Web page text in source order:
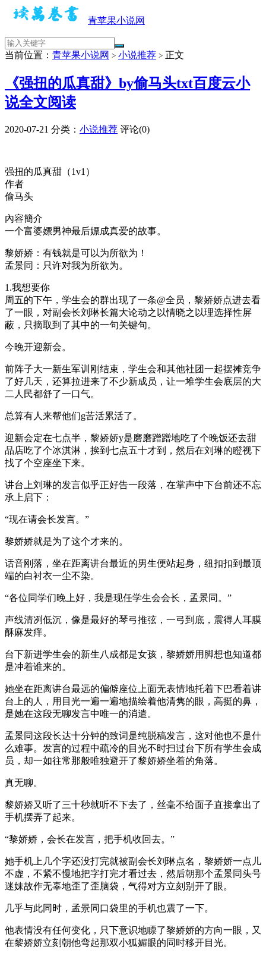
青苹果小说网
当前位置： 青苹果小说网 > 小说推荐 > 正文
《强扭的瓜真甜》by偷马头txt百度云小
说全文阅读
2020-07-21 分类： 小说推荐 评论(0)
强扭的瓜真甜（1v1）
作者
偷马头
內容簡介
一个富婆嫖男神最后嫖成真爱的故事。
黎娇娇：有钱就是可以为所欲为！
孟景同：只许对我为所欲为。
1.我想要你
周五的下午，学生会的群出现了一条@全员，黎娇娇点进去看
了一眼，对副会长刘琳长篇大论动之以情晓之以理选择性屏
蔽，只摘取到了其中的一句关键句。
今晚开迎新会。
前阵子大一新生军训刚结束，学生会和其他社团一起摆摊竞争
了好几天，还算拉进来了不少新成员，让一堆学生会底层的大
二人民都舒了一口气。
总算有人来帮他们g苦活累活了。
迎新会定在七点半，黎娇娇y是磨磨蹭蹭地吃了个晚饭还去甜
品店吃了个冰淇淋，挨到七点五十才到，然后在刘琳的瞪视下
找了个空座坐下来。
讲台上刘琳的发言似乎正好告一段落，在掌声中下台前还不忘
承上启下：
“现在请会长发言。”
黎娇娇就是为了这个才来的。
话音刚落，坐在距离讲台最近的男生便站起身，纽扣扣到最顶
端的白衬衣一尘不染。
“各位同学们晚上好，我是现任学生会会长，孟景同。”
声线清冽低沉，像是最好的琴弓推弦，一弓到底，震得人耳膜
酥麻发痒。
台下新进学生会的新生八成都是女孩，黎娇娇用脚想也知道都
是冲着谁来的。
她坐在距离讲台最远的偏僻座位上面无表情地托着下巴看着讲
台上的人，用目光一遍一遍地描绘着他清隽的眼，高挺的鼻，
是她在这段无聊发言中唯一的消遣。
孟景同这段长达十分钟的致词是纯脱稿发言，这对他也不是什
么难事。发言的过程中疏冷的目光不时扫过台下所有学生会成
员，却一如往常那般唯独避开了黎娇娇坐着的角落。
真无聊。
黎娇娇又听了三十秒就听不下去了，丝毫不给面子直接拿出了
手机摆弄了起来。
“黎娇娇，会长在发言，把手机收回去。”
她手机上几个字还没打完就被副会长刘琳点名，黎娇娇一点儿
不虚，不紧不慢地把字打完才看过去，然后朝那个孟景同头号
迷妹故作无辜地歪了歪脑袋，气得对方立刻别开了眼。
几乎与此同时，孟景同口袋里的手机也震了一下。
他表情没有任何变化，只下意识地瞟了黎娇娇的方向一眼，又
在黎娇娇立刻朝他弯起那双小狐媚眼的同时移开目光。